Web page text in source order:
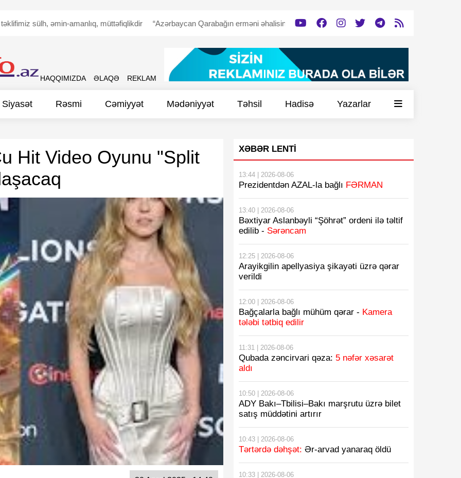
sülh, əmin-amanlıq, müttəfiqlikdir “Azərbaycan Qarabağın erməni əhalisinə dəstək verəcək” Tərtərdə tərk edilmiş döyüş mövqeyi -
HAQQIMIZDA ƏLAQƏ REKLAM
Siyasət Rəsmi Cəmiyyət Mədəniyyət Təhsil Hadisə Yazarlar
Hit Video Oyunu "Split
XƏBƏR LENTI
13:44 | 2026-08-06
Prezidentdən AZAL-la bağlı FƏRMAN
13:40 | 2026-08-06
Bəxtiyar Aslanbəyli “Şöhrət” ordeni ilə təltif
edilib - Sərəncam
12:25 | 2026-08-06
Arayikgilin apellyasiya şikayəti üzrə qərar
verildi
12:00 | 2026-08-06
Bağçalarla bağlı mühüm qərar - Kamera
tələbi tətbiq edilir
11:31 | 2026-08-06
Qubada zəncirvari qəza: 5 nəfər xəsarət
aldı
10:50 | 2026-08-06
ADY Bakı–Tbilisi–Bakı marşrutu üzrə bilet
satış müddətini artırır
10:43 | 2026-08-06
Tərtərdə dəhşət: Ər-arvad yanaraq öldü
10:33 | 2026-08-06